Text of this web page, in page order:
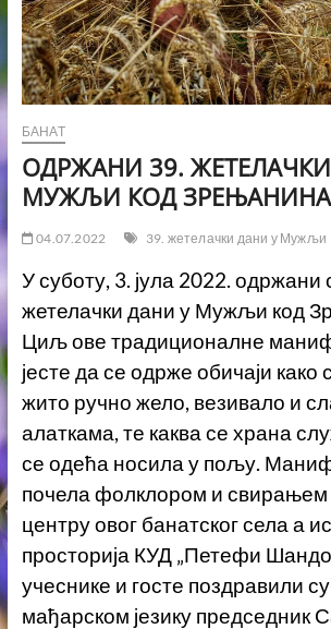
БАНАТ
ОДРЖАНИ 39.
МУЖЉИ КОД ЗРЕЊАНИНА
04.07.2022 39. жетелачки дани у Мужљи
У суботу, 3. јула 2022. одржани
жетелачки дани у Мужљи код
Циљ ове традиционалне
јесте да се одрже обичаји како
жито ручно жело, везивало и
алаткама, те каква се храна
се одећа носила у пољу.
почела фолклором и свирањем
центру овог банатског села а
просторија КУД „Петефи
учеснике и госте поздравили
мађарском језику председник